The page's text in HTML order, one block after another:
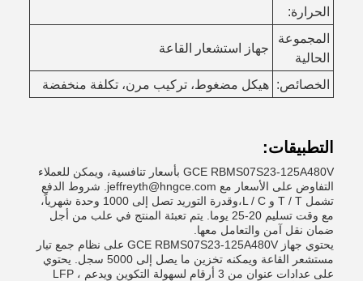
الحرارة:
المجموعة
الحالية
جهاز استشعار القاعة
الخصائص: هيكل مضغوط، تركيب مرن، تكلفة منخفضة
التطبيقات:
GCE RBMS07S23-125A480V بأسعار تنافسية، ويمكن للعملاء
التفاوض على الأسعار مع jeffreyth@hngce.com. شروط الدفع
تشمل T / T و L / C،وقدرة التوريد تصل إلى 1000 وحدة شهرياً،
مع وقت تسليم 20-25 يوما. يتم تعبئة المنتج في علب من أجل
ضمان نقل آمن والتعامل معها.
يحتوي جهاز GCE RBMS07S23-125A480V على نظام جمع تيار
مستشعر القاعة ويمكنه تخزين ما يصل إلى 5000 سجل. يحتوي
على عدادات عنوان من 3 أرقام لسهولة التكوين ويدعم LFP ،